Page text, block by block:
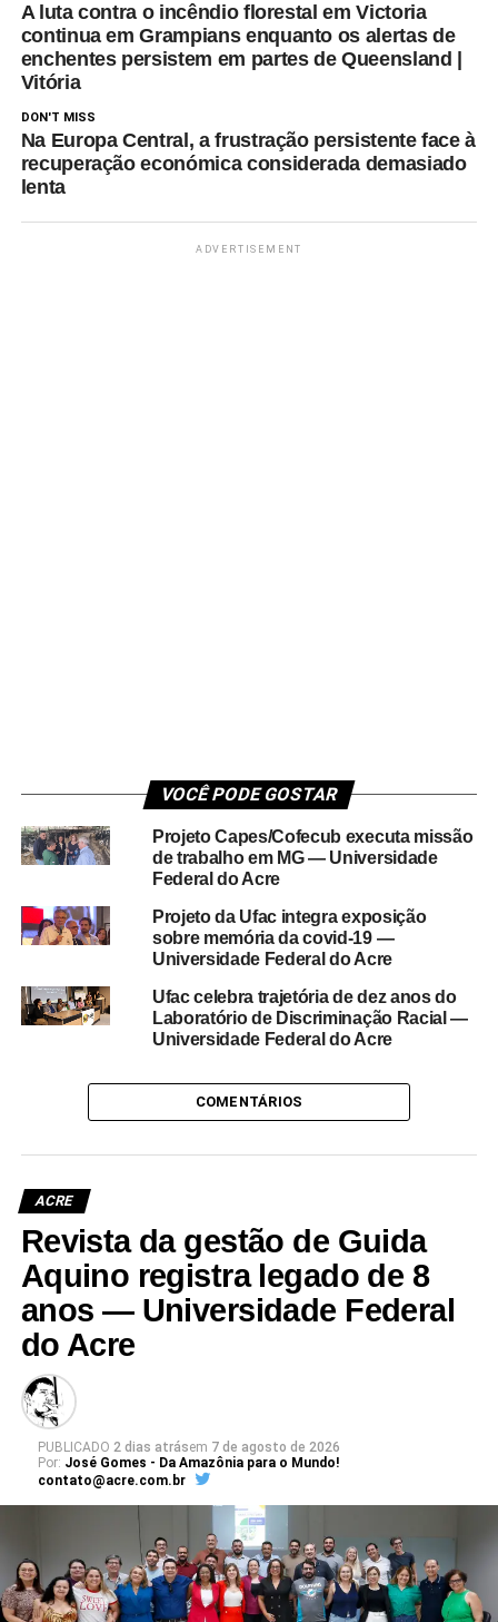
A luta contra o incêndio florestal em Victoria
continua em Grampians enquanto os alertas de
enchentes persistem em partes de Queensland |
Vitória
DON'T MISS
Na Europa Central, a frustração persistente face à
recuperação económica considerada demasiado
lenta
ADVERTISEMENT
VOCÊ PODE GOSTAR
Projeto Capes/Cofecub executa missão
de trabalho em MG — Universidade
Federal do Acre
Projeto da Ufac integra exposição
sobre memória da covid-19 —
Universidade Federal do Acre
Ufac celebra trajetória de dez anos do
Laboratório de Discriminação Racial —
Universidade Federal do Acre
COMENTÁRIOS
ACRE
Revista da gestão de Guida
Aquino registra legado de 8
anos — Universidade Federal
do Acre
PUBLICADO 2 dias atrásem 7 de agosto de 2026
Por: José Gomes - Da Amazônia para o Mundo!
contato@acre.com.br